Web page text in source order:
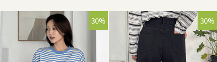
30% 30%